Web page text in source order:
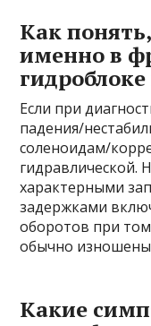
Как
именно в
Если при
падения/
соленоидам/
гидравлической.
характерными
задержками
оборотов при
обычно
Какие